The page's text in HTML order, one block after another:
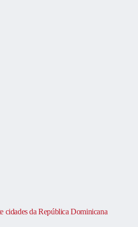
cidades da República Dominicana